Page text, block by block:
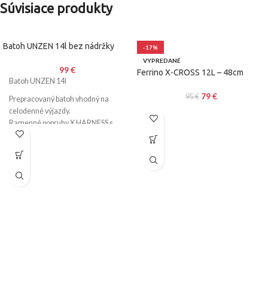
Súvisiace produkty
Batoh UNZEN 14l bez nádržky
99€
Batoh UNZEN 14l
Prepracovaný batoh vhodný na
celodenné výjazdy.
Ramenné popruhy X HARNESS s
bedrovým popruhom lepšie sedia,
zlepšujú stabilitu na bicykli.
-17%
VYPREDANÉ
Ferrino X-CROSS 12L – 48cm
95€ 79€